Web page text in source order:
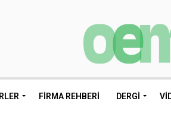
FIRMA REHBERI DERGI